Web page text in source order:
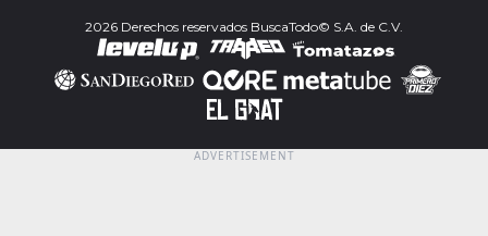
2026 Derechos reservados BuscaTodo© S.A. de C.V.